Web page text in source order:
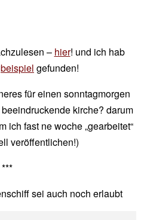
– hier! und ich hab
gefunden!
für einen sonntagmorgen
kirche? darum
ich fast ne woche „gearbeitet“
veröffentlichen!)
***
sei auch noch erlaubt